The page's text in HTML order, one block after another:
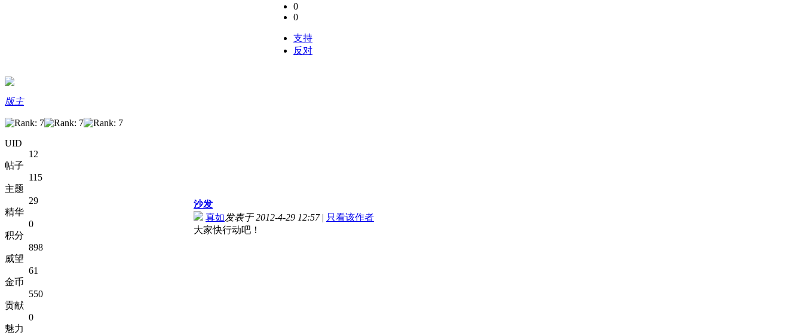
0
0
支持
反对
版主
UID
12
帖子
115
主题
29
精华
0
积分
898
威望
61
金币
550
贡献
0
魅力
沙发
真如发表于 2012-4-29 12:57| 只看该作者
大家快行动吧！